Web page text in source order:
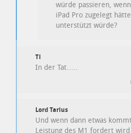
würde passieren,
iPad Pro zugelegt
unterstützt würde?
Ti
In der Tat…..
Lord Tarius
Und wenn dann etwas
Leistung des M1 fordert